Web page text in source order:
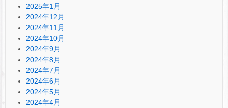
2025年1月
2024年12月
2024年11月
2024年10月
2024年9月
2024年8月
2024年7月
2024年6月
2024年5月
2024年4月